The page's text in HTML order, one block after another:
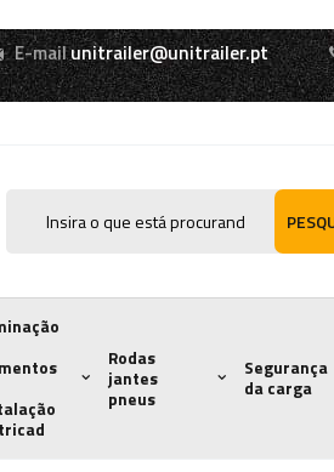
E-mailunitrailer@unitrailer.pt
Rodas
jantes
pneus
Segurança
da carga